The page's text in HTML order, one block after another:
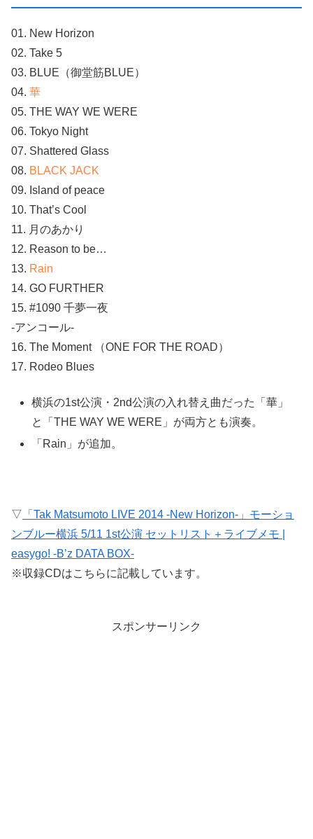
01. New Horizon
02. Take 5
03. BLUE（御堂筋BLUE）
04. 華
05. THE WAY WE WERE
06. Tokyo Night
07. Shattered Glass
08. BLACK JACK
09. Island of peace
10. That’s Cool
11. 月のあかり
12. Reason to be…
13. Rain
14. GO FURTHER
15. #1090 千夢一夜
-アンコール-
16. The Moment （ONE FOR THE ROAD）
17. Rodeo Blues
横浜の1st公演・2nd公演の入れ替え曲だった「華」
と「THE WAY WE WERE」が両方とも演奏。
「Rain」が追加。
▽ 「Tak Matsumoto LIVE 2014 -New Horizon-」モーショ
ンブルー横浜 5/11 1st公演 セットリスト＋ライブメモ |
easygo! -B’z DATA BOX-
※収録CDはこちらに記載しています。
スポンサーリンク